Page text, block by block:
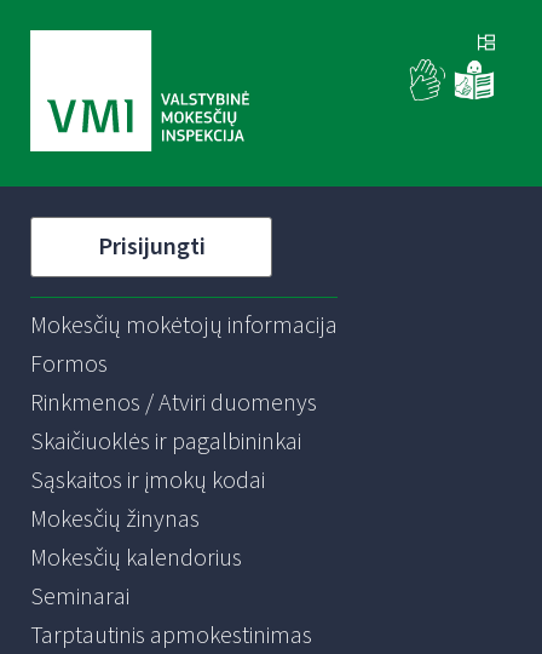
Prisijungti
Mokesčių mokėtojų informacija
Formos
Rinkmenos / Atviri duomenys
Skaičiuoklės ir pagalbininkai
Sąskaitos ir įmokų kodai
Mokesčių žinynas
Mokesčių kalendorius
Seminarai
Tarptautinis apmokestinimas